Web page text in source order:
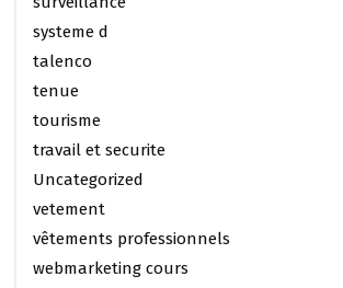
systeme d
talenco
tenue
tourisme
travail et securite
Uncategorized
vetement
vêtements professionnels
webmarketing cours